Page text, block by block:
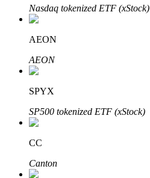
定投理财
學習理財
Nasdaq tokenized ETF (xStock)
AEON
AEON
SPYX
SP500 tokenized ETF (xStock)
CC
Canton